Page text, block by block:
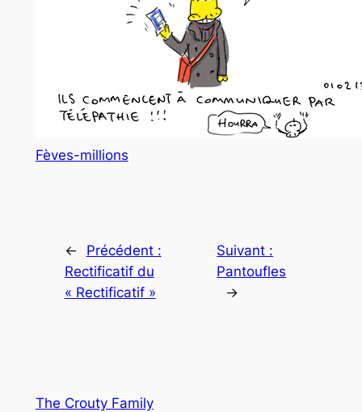
Fèves-millions
←
Précédent :
Rectificatif du
« Rectificatif »
Suivant :
Pantoufles
→
The Crouty Family